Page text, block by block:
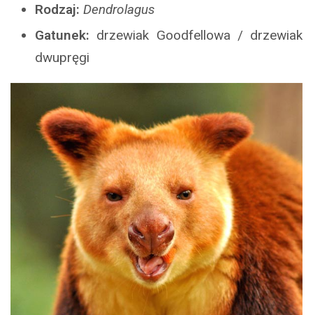
Rodzaj: Dendrolagus
Gatunek: drzewiak Goodfellowa / drzewiak
dwupręgi